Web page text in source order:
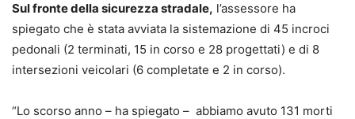
Sul fronte della sicurezza stradale, l’assessore ha
spiegato che è stata avviata la sistemazione di 45 incroci
pedonali (2 terminati, 15 in corso e 28 progettati) e di 8
intersezioni veicolari (6 completate e 2 in corso).
“Lo scorso anno – ha spiegato – abbiamo avuto 131 morti